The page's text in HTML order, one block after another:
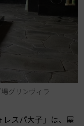
グリンヴィラ
スパ大子」は、屋